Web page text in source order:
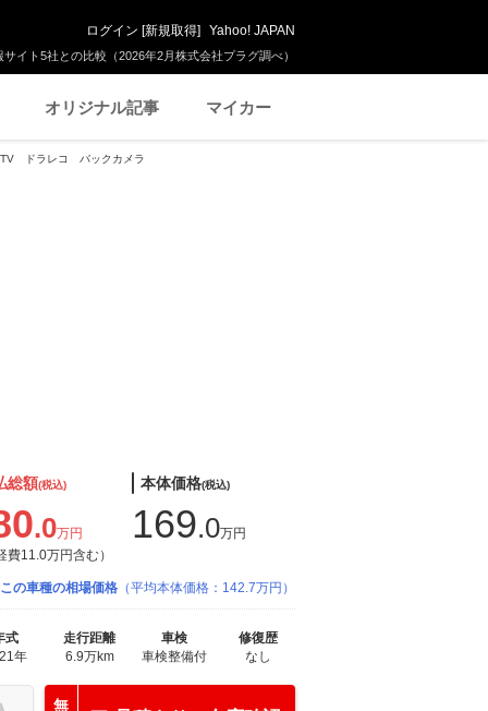
イト5社との比較（2026年2月株式会社プラグ調べ）
ログイン [新規取得] Yahoo! JAPAN
オリジナル記事 マイカー
TV ドラレコ バックカメラ
総額(税込)
.0万円
費11.0万円含む）
本体価格(税込)
169.0万円
この車種の相場価格 （平均本体価格：142.7万円）
式
年
走行距離
6.9万km
車検
車検整備付
修復歴
なし
無